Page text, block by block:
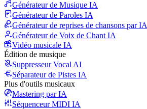
Générateur de Musique IA
Générateur de Paroles IA
Générateur de reprises de chansons par IA
Générateur de Voix de Chant IA
Vidéo musicale IA
Édition de musique
Suppresseur Vocal AI
Séparateur de Pistes IA
Plus d'outils musicaux
Mastering par IA
Séquenceur MIDI IA